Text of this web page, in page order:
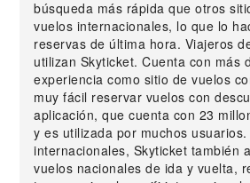
búsqueda más rápida que otros
vuelos internacionales, lo que lo
reservas de última hora. Viajeros
utilizan Skyticket. Cuenta con más
experiencia como sitio de vuelos
muy fácil reservar vuelos con
aplicación, que cuenta con 23
y es utilizada por muchos
internacionales, Skyticket también
vuelos nacionales de ida y vuelta,